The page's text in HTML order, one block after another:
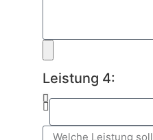
Leistung 4: